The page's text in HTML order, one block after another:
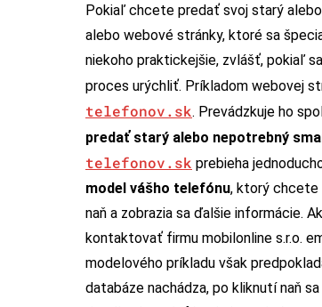
Pokiaľ chcete predať svoj starý
alebo webové stránky, ktoré sa
niekoho praktickejšie, zvlášť, pokiaľ
proces urýchliť. Príkladom webovej
telefonov.sk. Prevádzkuje ho
predať starý alebo nepotrebný
telefonov.sk prebieha
model vášho telefónu, ktorý chcete
naň a zobrazia sa ďalšie informácie.
kontaktovať firmu mobilonline s.r.o.
modelového príkladu však
databáze nachádza, po kliknutí naň